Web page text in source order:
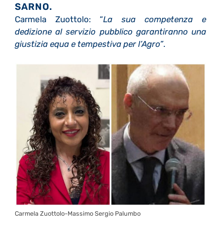
SARNO.
Carmela Zuottolo: “La sua competenza e
dedizione al servizio pubblico garantiranno una
giustizia equa e tempestiva per l’Agro”.
Carmela Zuottolo-Massimo Sergio Palumbo